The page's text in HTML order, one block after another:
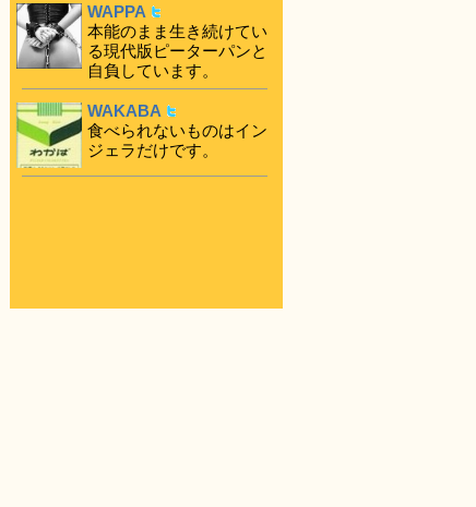
WAPPA
本能のまま生き続けてい
る現代版ピーターパンと
自負しています。
WAKABA
食べられないものはイン
ジェラだけです。